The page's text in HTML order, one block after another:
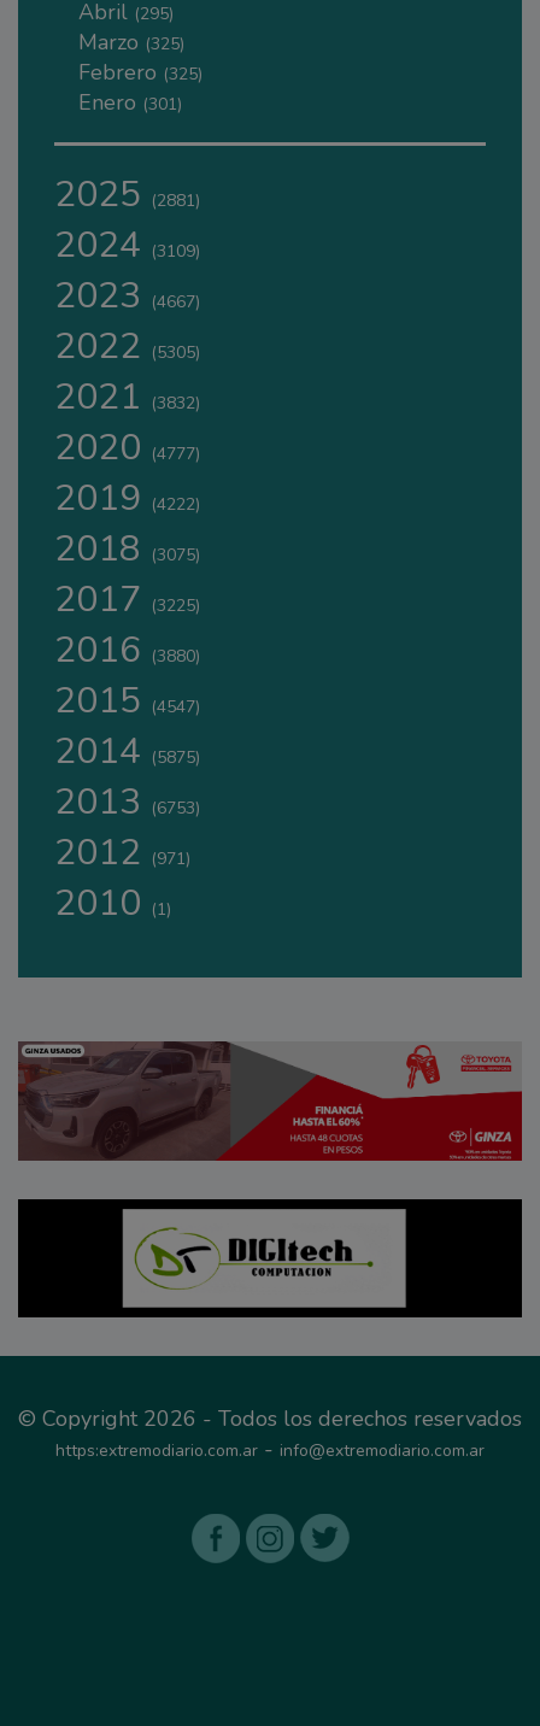
Abril (295)
Marzo (325)
Febrero (325)
Enero (301)
2025 (2881)
2024 (3109)
2023 (4667)
2022 (5305)
2021 (3832)
2020 (4777)
2019 (4222)
2018 (3075)
2017 (3225)
2016 (3880)
2015 (4547)
2014 (5875)
2013 (6753)
2012 (971)
2010 (1)
© Copyright 2026 - Todos los derechos reservados
https:extremodiario.com.ar - info@extremodiario.com.ar